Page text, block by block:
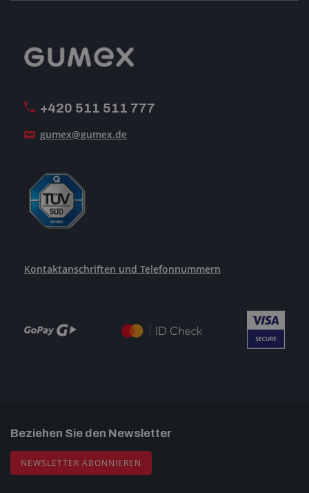
+420 511 511 777
gumex@gumex.de
Kontaktanschriften und Telefonnummern
Reklamation
GUMEX stellt sich vor
Beziehen Sie den Newsletter
NEWSLETTER ABONNIEREN